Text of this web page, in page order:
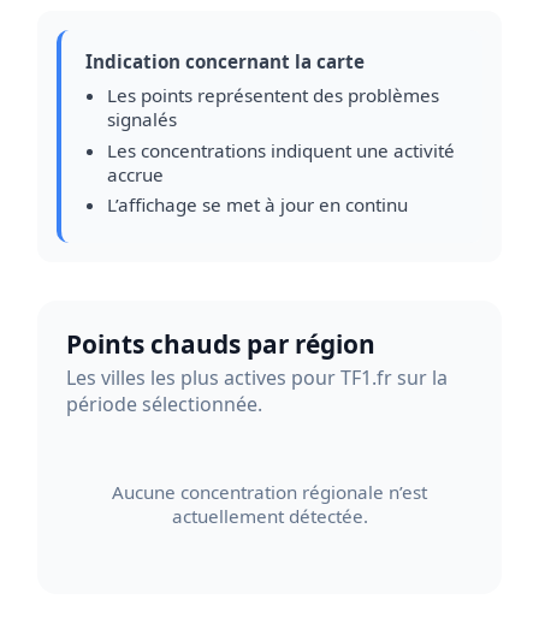
Indication concernant la carte
Les points représentent des problèmes
signalés
Les concentrations indiquent une activité
accrue
L’affichage se met à jour en continu
Points chauds par région
Les villes les plus actives pour TF1.fr sur la
période sélectionnée.
Aucune concentration régionale n’est
actuellement détectée.